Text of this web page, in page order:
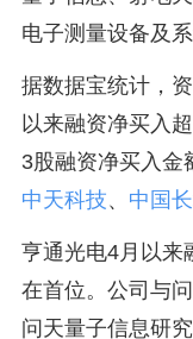
电子测量设备及
据数据宝统计，
以来融资净买入
3股融资净买入金
中天科技、 中国
亨通光电4月以来
在首位。公司与
问天量子信息研